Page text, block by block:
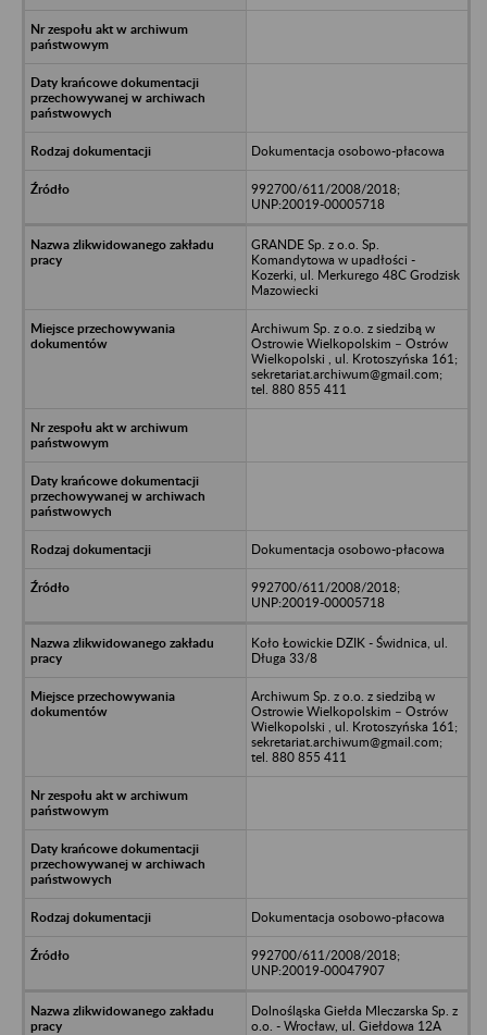
Dokumentacja osobowo-płacowa
992700/611/2008/2018;
UNP:20019-00005718
GRANDE Sp. z o.o. Sp.
Komandytowa w upadłości -
Kozerki, ul. Merkurego 48C Grodzisk
Mazowiecki
Archiwum Sp. z o.o. z siedzibą w
Ostrowie Wielkopolskim – Ostrów
Wielkopolski , ul. Krotoszyńska 161;
sekretariat.archiwum@gmail.com;
tel. 880 855 411
Dokumentacja osobowo-płacowa
992700/611/2008/2018;
UNP:20019-00005718
Koło Łowickie DZIK - Świdnica, ul.
Długa 33/8
Archiwum Sp. z o.o. z siedzibą w
Ostrowie Wielkopolskim – Ostrów
Wielkopolski , ul. Krotoszyńska 161;
sekretariat.archiwum@gmail.com;
tel. 880 855 411
Dokumentacja osobowo-płacowa
992700/611/2008/2018;
UNP:20019-00047907
Dolnośląska Giełda Mleczarska Sp. z
o.o. - Wrocław, ul. Giełdowa 12A